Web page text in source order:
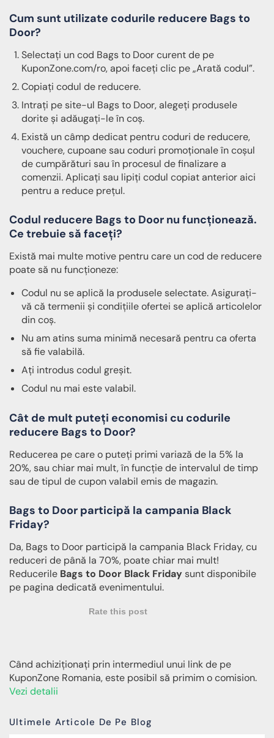
Cum sunt utilizate codurile reducere Bags to
Door?
Selectați un cod Bags to Door curent de pe
KuponZone.com/ro, apoi faceți clic pe „Arată codul”.
Copiați codul de reducere.
Intrați pe site-ul Bags to Door, alegeți produsele
dorite și adăugați-le în coș.
Există un câmp dedicat pentru coduri de reducere,
vouchere, cupoane sau coduri promoționale în coșul
de cumpărături sau în procesul de finalizare a
comenzii. Aplicați sau lipiți codul copiat anterior aici
pentru a reduce prețul.
Codul reducere Bags to Door nu funcționează.
Ce trebuie să faceți?
Există mai multe motive pentru care un cod de reducere
poate să nu funcționeze:
Codul nu se aplică la produsele selectate. Asigurați-
vă că termenii și condițiile ofertei se aplică articolelor
din coș.
Nu am atins suma minimă necesară pentru ca oferta
să fie valabilă.
Ați introdus codul greșit.
Codul nu mai este valabil.
Cât de mult puteți economisi cu codurile
reducere Bags to Door?
Reducerea pe care o puteți primi variază de la 5% la
20%, sau chiar mai mult, în funcție de intervalul de timp
sau de tipul de cupon valabil emis de magazin.
Bags to Door participă la campania Black
Friday?
Da, Bags to Door participă la campania Black Friday, cu
reduceri de până la 70%, poate chiar mai mult!
Reducerile Bags to Door Black Friday sunt disponibile
pe pagina dedicată evenimentului.
Rate this post
Când achiziționați prin intermediul unui link de pe
KuponZone Romania, este posibil să primim o comision.
Vezi detalii
Ultimele Articole De Pe Blog